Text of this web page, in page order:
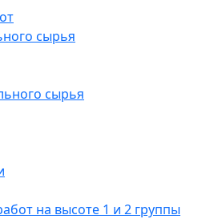
сырья
на высоте 1 и 2 группы
сырья